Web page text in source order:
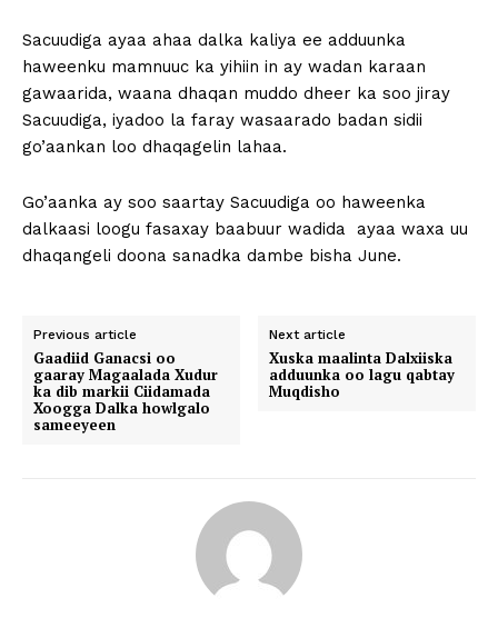
Sacuudiga ayaa ahaa dalka kaliya ee adduunka
haweenku mamnuuc ka yihiin in ay wadan karaan
gawaarida, waana dhaqan muddo dheer ka soo jiray
Sacuudiga, iyadoo la faray wasaarado badan sidii
go’aankan loo dhaqagelin lahaa.
Go’aanka ay soo saartay Sacuudiga oo haweenka
dalkaasi loogu fasaxay baabuur wadida ayaa waxa uu
dhaqangeli doona sanadka dambe bisha June.
Previous article
Gaadiid Ganacsi oo
gaaray Magaalada Xudur
ka dib markii Ciidamada
Xoogga Dalka howlgalo
sameeyeen
Next article
Xuska maalinta Dalxiiska
adduunka oo lagu qabtay
Muqdisho